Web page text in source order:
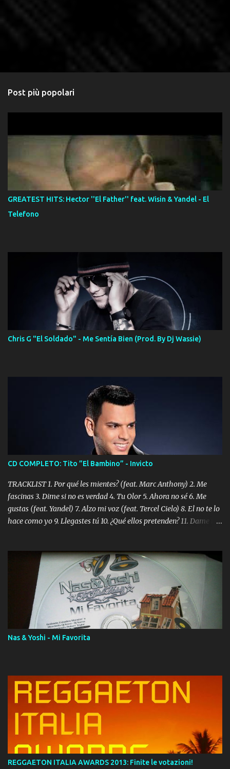
Post più popolari
GREATEST HITS: Hector ''El Father'' feat. Wisin & Yandel - El
Telefono
Chris G "El Soldado" - Me Sentía Bien (Prod. By Dj Wassie)
CD COMPLETO: Tito ”El Bambino” - Invicto
TRACKLIST 1. Por qué les mientes? (feat. Marc Anthony) 2. Me
fascinas 3. Dime si no es verdad 4. Tu Olor 5. Ahora no sé 6. Me
gustas (feat. Yandel) 7. Alzo mi voz (feat. Tercel Cielo) 8. El no te lo
hace como yo 9. Llegastes tú 10. ¿Qué ellos pretenden? 11. Dame la
Digital Booklet – Invicto ----------------------------- Nota:
Album proposto al massimo della qualità in formato iTunes Plus
AAC M4A; comprato su iTunes e a disposizione vostra per il
download. REGGAETON ITALIA Nosotros Somos Los Del
Momento!
Nas & Yoshi - Mi Favorita
REGGAETON ITALIA AWARDS 2013: Finite le votazioni!